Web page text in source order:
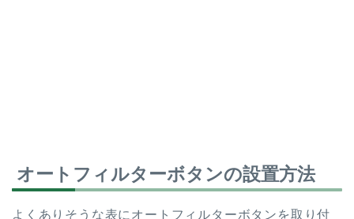
オートフィルターボタンの設置方法
よくありそうな表にオートフィルターボタンを取り付